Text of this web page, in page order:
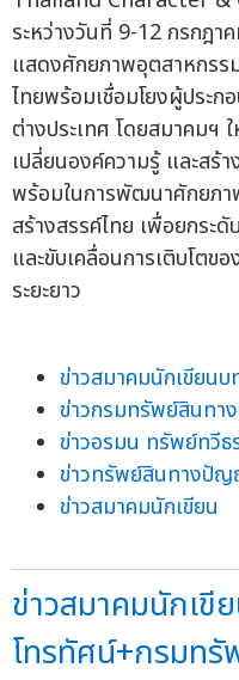
ระหว่างวันที่ 9-12 กรกฎา
แสดงศักยภาพอุตสาหกรร
ไทยพร้อมเชื่อมโยงผู้ประก
ต่างประเทศ โดยสมาคมฯ
เปลี่ยนองค์ความรู้ และสร้
พร้อมในการพัฒนาศักยภา
สร้างสรรค์ไทย เพื่อยกระ
และขับเคลื่อนการเติบโตข
ระยะยาว
ข่าวสมาคมนักเขียน
ข่าวกรมทรัพย์สินท
ข่าวอรมน ทรัพย์ทวีธ
ข่าวทรัพย์สินทางปั
ข่าวสมาคมนักเขียน
ข่าวสมาคมนักเขี
โทรทัศน์+กรมท